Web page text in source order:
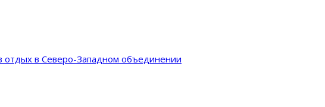
отдых в Северо-Западном объединении